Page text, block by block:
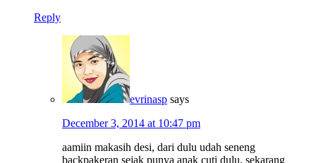
Reply
evrinasp says
December 3, 2014 at 10:47 pm
aamiin makasih desi, dari dulu udah seneng
backpakeran sejak punya anak cuti dulu, sekarang